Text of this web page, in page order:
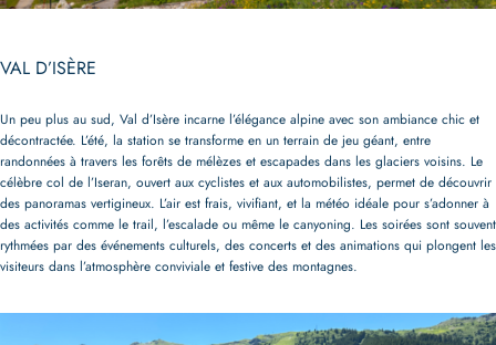
VAL D’ISÈRE
Un peu plus au sud, Val d’Isère incarne l’élégance alpine avec son ambiance chic et
décontractée. L’été, la station se transforme en un terrain de jeu géant, entre
randonnées à travers les forêts de mélèzes et escapades dans les glaciers voisins. Le
célèbre col de l’Iseran, ouvert aux cyclistes et aux automobilistes, permet de découvrir
des panoramas vertigineux. L’air est frais, vivifiant, et la météo idéale pour s’adonner à
des activités comme le trail, l’escalade ou même le canyoning. Les soirées sont souvent
rythmées par des événements culturels, des concerts et des animations qui plongent les
visiteurs dans l’atmosphère conviviale et festive des montagnes.